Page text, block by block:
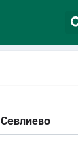
Севлиево